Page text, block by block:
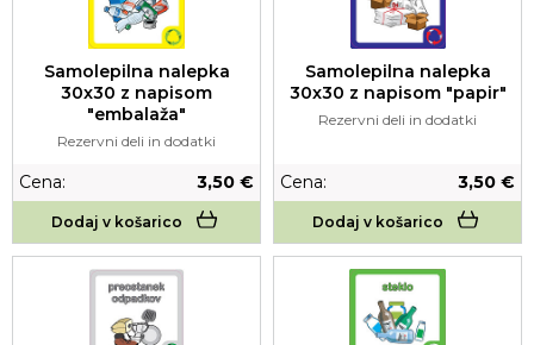
Samolepilna nalepka
30x30 z napisom
"embalaža"
Rezervni deli in dodatki
Cena: 3,50 €
Dodaj v košarico
Samolepilna nalepka
30x30 z napisom "papir"
Rezervni deli in dodatki
Cena: 3,50 €
Dodaj v košarico